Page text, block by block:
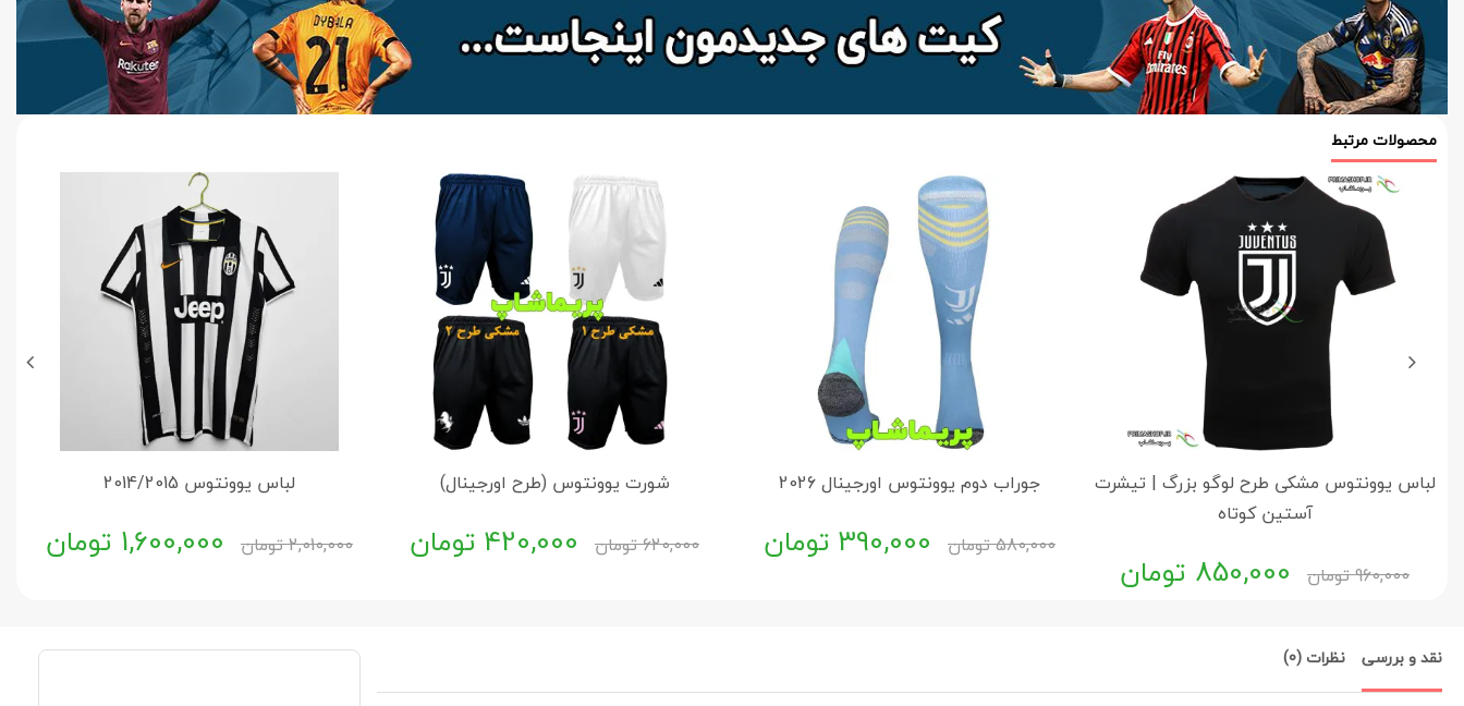
محصولات مرتبط
لباس یوونتوس مشکی طرح لوگو بزرگ | تیشرت
آستین کوتاه
960,000تومان 850,000 تومان
جوراب دوم یوونتوس اورجینال 2026
580,000تومان 390,000 تومان
شورت یوونتوس (طرح اورجینال)
620,000تومان 420,000 تومان
لباس یوونتوس 2014/2015
2,010,000تومان 1,600,000 تومان
نقد و بررسی نظرات (0)